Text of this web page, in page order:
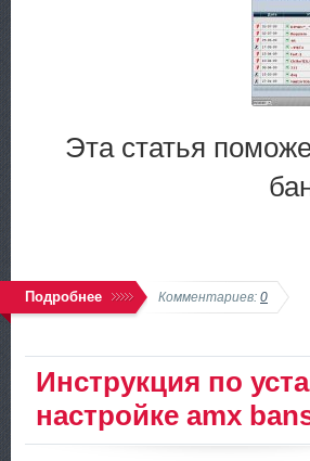
Эта статья
Подробнее Комментариев: 0
Инструкция по
настройке amx